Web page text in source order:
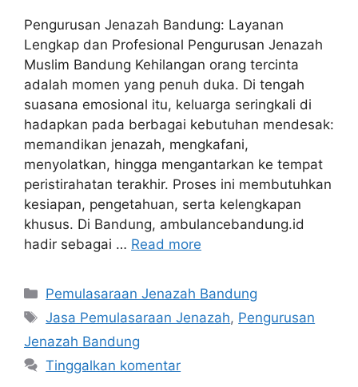
Pengurusan Jenazah Bandung: Layanan
Lengkap dan Profesional Pengurusan Jenazah
Muslim Bandung Kehilangan orang tercinta
adalah momen yang penuh duka. Di tengah
suasana emosional itu, keluarga seringkali di
hadapkan pada berbagai kebutuhan mendesak:
memandikan jenazah, mengkafani,
menyolatkan, hingga mengantarkan ke tempat
peristirahatan terakhir. Proses ini membutuhkan
kesiapan, pengetahuan, serta kelengkapan
khusus. Di Bandung, ambulancebandung.id
hadir sebagai … Read more
Kategori
Pemulasaraan Jenazah Bandung
Tag
Jasa Pemulasaraan Jenazah, Pengurusan
Jenazah Bandung
Tinggalkan komentar